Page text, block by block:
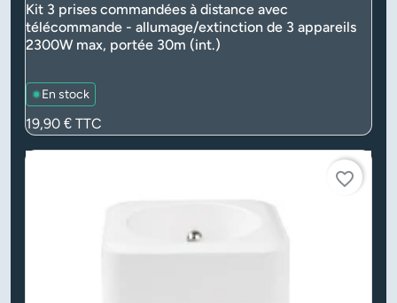
Kit 3 prises commandées à distance avec
télécommande - allumage/extinction de 3 appareils
2300W max, portée 30m (int.)
En stock
Prix
19,90 € TTC
favorite_border